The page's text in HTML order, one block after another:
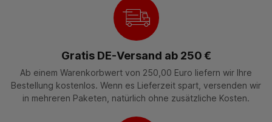
Gratis DE-Versand ab 250 €
Ab einem Warenkorbwert von 250,00 Euro liefern wir Ihre
Bestellung kostenlos. Wenn es Lieferzeit spart, versenden wir
in mehreren Paketen, natürlich ohne zusätzliche Kosten.